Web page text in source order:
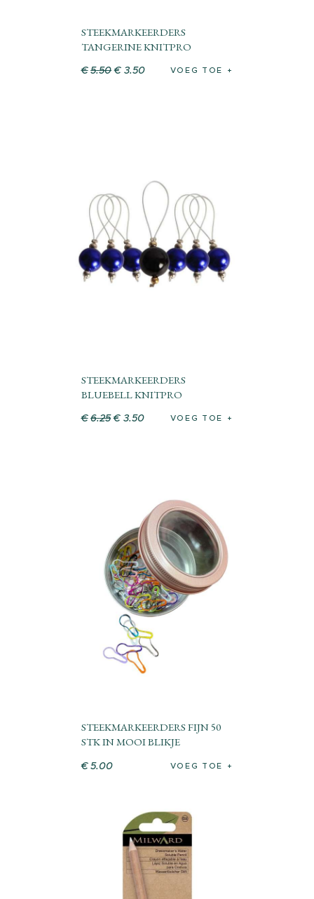
STEEKMARKEERDERS
TANGERINE KNITPRO
€ 5.50 € 3.50 VOEG TOE
STEEKMARKEERDERS
BLUEBELL KNITPRO
€ 6.25 € 3.50 VOEG TOE
STEEKMARKEERDERS FIJN 50
STK IN MOOI BLIKJE
€ 5.00 VOEG TOE